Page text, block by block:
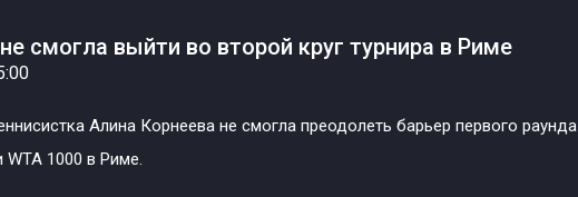
смогла выйти во второй круг турнира в Риме
Алина Корнеева не смогла преодолеть барьер первого раунда
WTA 1000 в Риме.